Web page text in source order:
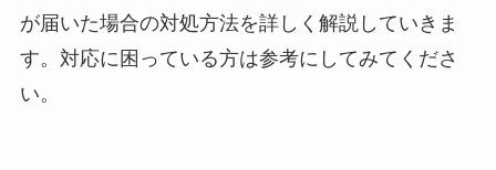
が届いた場合の対処方法を詳しく解説していきま
す。対応に困っている方は参考にしてみてくださ
い。